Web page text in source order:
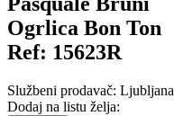
Ogrlica Bon Ton
Ref: 15623R
Službeni prodavač: Ljubljana
Dodaj na listu želja: